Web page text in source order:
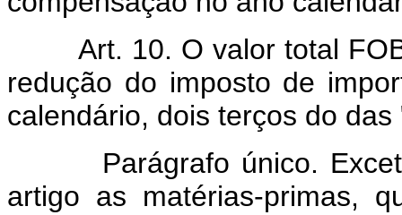
Art. 10. O valor total FOB
redução do imposto de
calendário, dois terços do
Parágrafo único.
artigo as matérias-primas,